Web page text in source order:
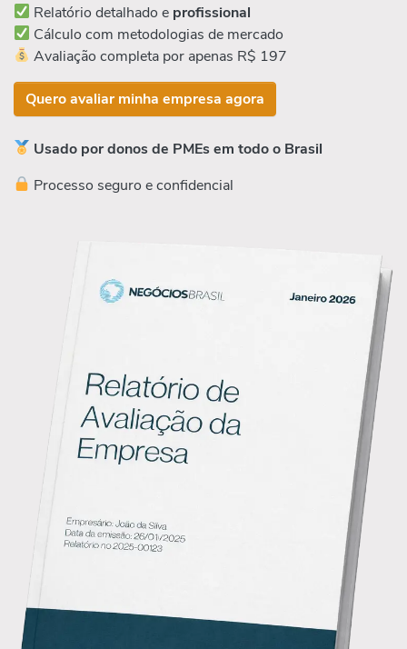
Relatório detalhado e profissional
Cálculo com metodologias de mercado
Avaliação completa por apenas R$ 197
Quero avaliar minha empresa agora
Usado por donos de PMEs em todo o Brasil
Processo seguro e confidencial